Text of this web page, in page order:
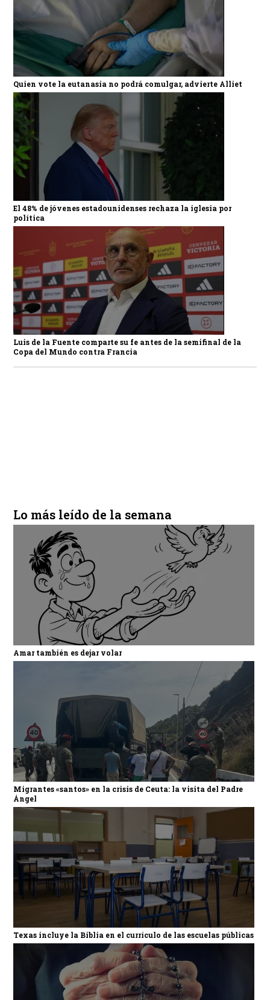
Quien vote la eutanasia no podrá comulgar, advierte Alliet
El 48% de jóvenes estadounidenses rechaza la iglesia por
política
Luis de la Fuente comparte su fe antes de la semifinal de la
Copa del Mundo contra Francia
Lo más leído de la semana
Amar también es dejar volar
Migrantes «santos» en la crisis de Ceuta: la visita del Padre
Ángel
Texas incluye la Biblia en el currículo de las escuelas públicas